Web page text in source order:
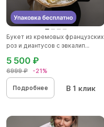
Букет из кремовых французских
роз и диантусов с эвкалип...
6999 ₽ -21%
5 500 ₽
Подробнее В 1 клик